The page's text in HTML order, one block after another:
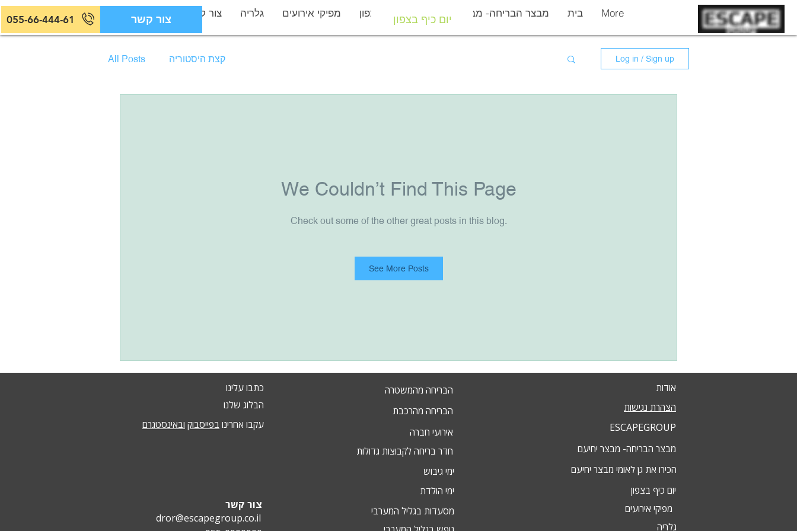
055-66-444-61
צור קשר גלריה מפיקי אירועים יום כיף בצפון מבצר הבריחה- מבצר יחיעם בית More
יום כיף בצפון צור קשר
All Posts קצת היסטוריה Log in / Sign up
We Couldn’t Find This Page
Check out some of the other great posts in this blog.
See More Posts
כתבו עלינו
הבלוג שלנו
עקבו אחרינו בפייסבוק ובאינסטגרם
הבריחה מהמשטרה
הבריחה מהרכבת
אירועי חברה
חדר בריחה לקבוצות גדולות
ימי גיבוש
צור קשר
dror@escapegroup.co.il
ימי הולדת
מסעדות בגליל המערבי
אודות
הצהרת נגישות
ESCAPEGROUP
מבצר הבריחה- מבצר יחיעם
הכירו את גן לאומי מבצר יחיעם
יום כיף בצפון
מפיקי אירועים
גלריה